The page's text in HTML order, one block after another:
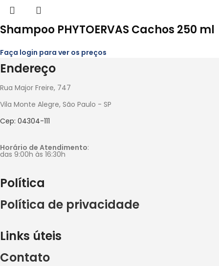
Shampoo PHYTOERVAS Cachos 250 ml
Faça login para ver os preços
Endereço
Rua Major Freire, 747
Vila Monte Alegre, São Paulo - SP
Cep: 04304-111
Horário de Atendimento:
das 9:00h às 16:30h
Política
Política de privacidade
Links úteis
Contato